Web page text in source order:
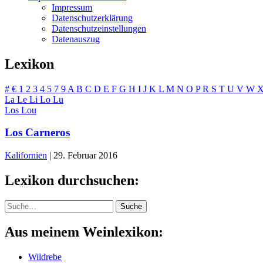
Impressum
Datenschutzerklärung
Datenschutzeinstellungen
Datenauszug
Lexikon
# € 1 2 3 4 5 7 9 A B C D E F G H I J K L M N O PR S T U V W
La Le Li Lo Lu
Los Lou
Los Carneros
Kalifornien | 29. Februar 2016
Lexikon durchsuchen:
Suche Suche
Aus meinem Weinlexikon:
Wildrebe